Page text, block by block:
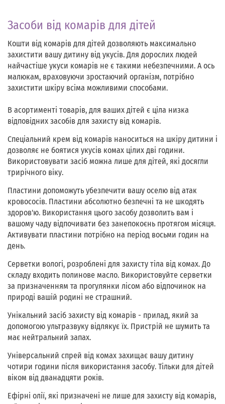
Засоби від комарів для дітей
Кошти від комарів для дітей дозволяють максимально
захистити вашу дитину від укусів. Для дорослих людей
найчастіше укуси комарів не є такими небезпечними. А ось
малюкам, враховуючи зростаючий організм, потрібно
захистити шкіру всіма можливими способами.
В асортименті товарів, для ваших дітей є ціла низка
відповідних засобів для захисту від комарів.
Спеціальний крем від комарів наноситься на шкіру дитини і
дозволяє не боятися укусів комах цілих дві години.
Використовувати засіб можна лише для дітей, які досягли
трирічного віку.
Пластини допоможуть убезпечити вашу оселю від атак
кровососів. Пластини абсолютно безпечні та не шкодять
здоров'ю. Використання цього засобу дозволить вам і
вашому чаду відпочивати без занепокоєнь протягом місяця.
Активувати пластини потрібно на період восьми годин на
день.
Серветки вологі, розроблені для захисту тіла від комах. До
складу входить полинове масло. Використовуйте серветки
за призначенням та прогулянки лісом або відпочинок на
природі вашій родині не страшний.
Унікальний засіб захисту від комарів - прилад, який за
допомогою ультразвуку відлякує їх. Пристрій не шумить та
має нейтральний запах.
Універсальний спрей від комах захищає вашу дитину
чотири години після використання засобу. Тільки для дітей
віком від дванадцяти років.
Ефірні олії, які призначені не лише для захисту від комарів,